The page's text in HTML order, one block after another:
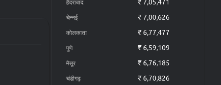
City Mileage
Highway
Mileage
Petrol
19.4 KM/L
17 KM/L
19 KM/L
Petrol
Manual
19.4 KM/L
17 KM/L
19 KM/L
हैदराबाद ₹ 7,05,471
चेन्नई ₹ 7,00,626
कोलकाता ₹ 6,77,477
पुणे ₹ 6,59,109
मैसूर ₹ 6,76,185
चंडीगढ़ ₹ 6,70,826